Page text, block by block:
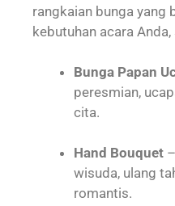
rangkaian bunga yang
kebutuhan acara
Bunga Papan
peresmian,
cita.
Hand Bouquet
wisuda, ulang
romantis.